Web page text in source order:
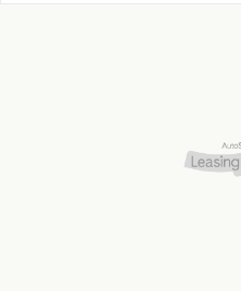
* Spurwechsel- und